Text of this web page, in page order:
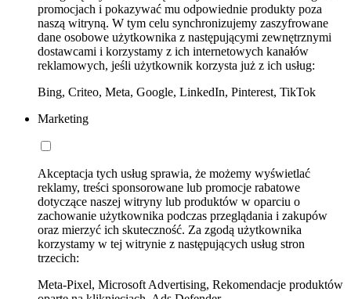
promocjach i pokazywać mu odpowiednie produkty poza
naszą witryną. W tym celu synchronizujemy zaszyfrowane
dane osobowe użytkownika z następującymi zewnętrznymi
dostawcami i korzystamy z ich internetowych kanałów
reklamowych, jeśli użytkownik korzysta już z ich usług:
Bing, Criteo, Meta, Google, LinkedIn, Pinterest, TikTok
Marketing
Akceptacja tych usług sprawia, że możemy wyświetlać
reklamy, treści sponsorowane lub promocje rabatowe
dotyczące naszej witryny lub produktów w oparciu o
zachowanie użytkownika podczas przeglądania i zakupów
oraz mierzyć ich skuteczność. Za zgodą użytkownika
korzystamy w tej witrynie z następujących usług stron
trzecich:
Meta-Pixel, Microsoft Advertising, Rekomendacje produktów